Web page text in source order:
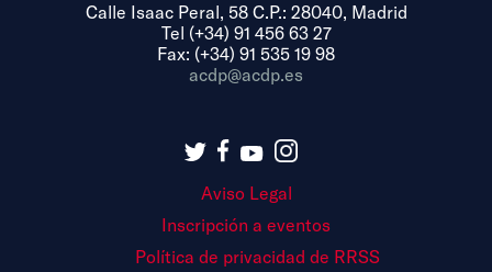
Calle Isaac Peral, 58 C.P.: 28040, Madrid
Tel (+34) 91 456 63 27
Fax: (+34) 91 535 19 98
acdp@acdp.es
Aviso Legal
Inscripción a eventos
Política de privacidad de RRSS